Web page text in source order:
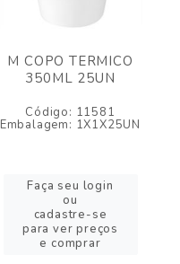
M COPO TERMICO
350ML 25UN
Código: 11581
Embalagem: 1X1X25UN
Faça seu login
ou
cadastre-se
para ver preços
e comprar